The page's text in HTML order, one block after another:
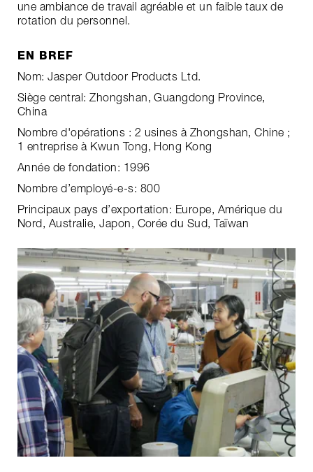
une ambiance de travail agréable et un faible taux de
rotation du personnel.
EN BREF
Nom: Jasper Outdoor Products Ltd.
Siège central: Zhongshan, Guangdong Province,
China
Nombre d'opérations : 2 usines à Zhongshan, Chine ;
1 entreprise à Kwun Tong, Hong Kong
Année de fondation: 1996
Nombre d’employé-e-s: 800
Principaux pays d’exportation: Europe, Amérique du
Nord, Australie, Japon, Corée du Sud, Taïwan